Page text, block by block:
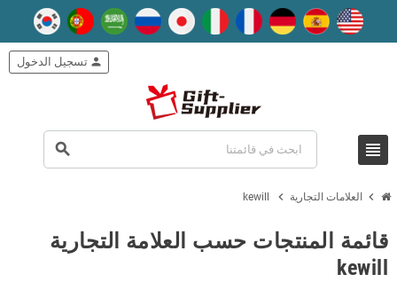
view_headline
search
person تسجيل الدخول
chevron_right العلامات التجارية chevron_right
kewill
قائمة المنتجات حسب العلامة التجارية
kewill